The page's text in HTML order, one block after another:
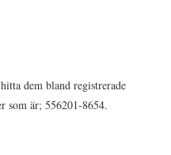
dem bland registrerade
som är; 556201-8654.